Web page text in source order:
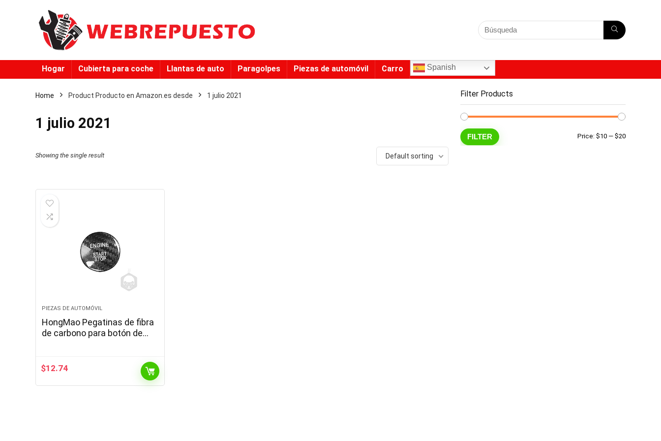
Hogar Cubierta para coche Llantas de auto Paragolpes Piezas de automóvil Carro Spanish
Home Product Producto en Amazon.es desde 1 julio 2021
1 julio 2021
Showing the single result Default sorting
PIEZAS DE AUTOMÓVIL
HongMao Pegatinas de fibra
de carbono para botón de
Benz All (fibra de…
$12.74
Filter Products
Min
Max
FILTER Price: $10 — $20